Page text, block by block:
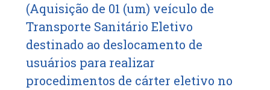
(Aquisição de 01 (um) veículo de
Transporte Sanitário Eletivo
destinado ao deslocamento de
usuários para realizar
procedimentos de cárter eletivo no